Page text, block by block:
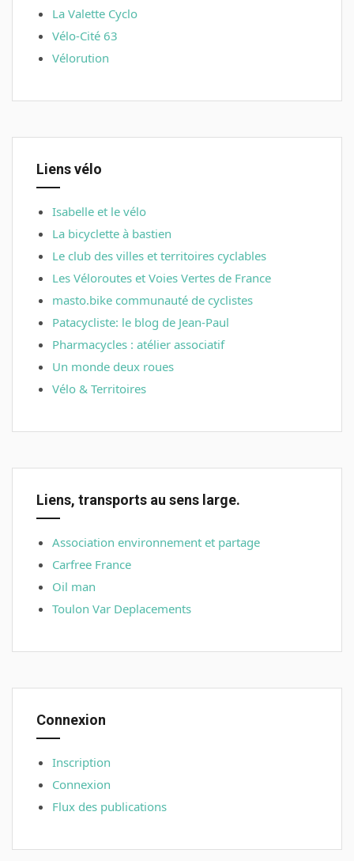
La Valette Cyclo
Vélo-Cité 63
Vélorution
Liens vélo
Isabelle et le vélo
La bicyclette à bastien
Le club des villes et territoires cyclables
Les Véloroutes et Voies Vertes de France
masto.bike communauté de cyclistes
Patacycliste: le blog de Jean-Paul
Pharmacycles : atélier associatif
Un monde deux roues
Vélo & Territoires
Liens, transports au sens large.
Association environnement et partage
Carfree France
Oil man
Toulon Var Deplacements
Connexion
Inscription
Connexion
Flux des publications